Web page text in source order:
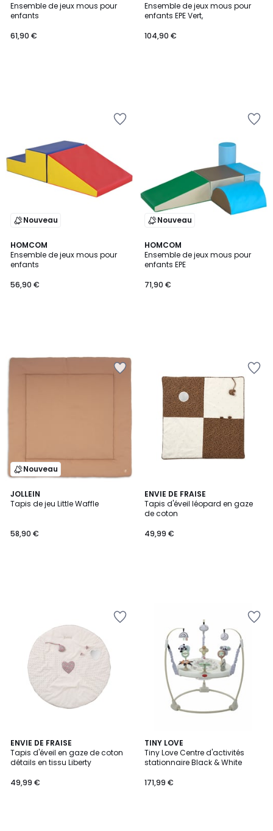
Ensemble de jeux mous pour
enfants
61,90 €
Ensemble de jeux mous pour
enfants EPE Vert,
104,90 €
Nouveau
HOMCOM
Ensemble de jeux mous pour
enfants
56,90 €
Nouveau
HOMCOM
Ensemble de jeux mous pour
enfants EPE
71,90 €
Nouveau
JOLLEIN
Tapis de jeu Little Waffle
58,90 €
ENVIE DE FRAISE
Tapis d'éveil léopard en gaze
de coton
49,99 €
ENVIE DE FRAISE
Tapis d'éveil en gaze de coton
détails en tissu Liberty
49,99 €
TINY LOVE
Tiny Love Centre d'activités
stationnaire Black & White
171,99 €